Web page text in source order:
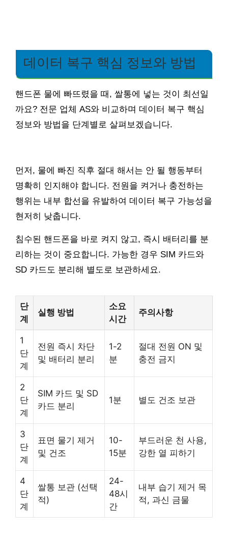
데이터 복구 핵심 정보와 방법
핸드폰 물에 빠뜨렸을 때, 쌀통에 넣는 것이 최선일
까요? 전문 업체 AS와 비교하며 데이터 복구 핵심
정보와 방법을 단계별로 살펴보겠습니다.
먼저, 물에 빠진 직후 절대 해서는 안 될 행동부터
명확히 인지해야 합니다. 전원을 켜거나 충전하는
행위는 내부 합선을 유발하여 데이터 복구 가능성을
현저히 낮춥니다.
침수된 핸드폰을 바로 켜지 않고, 즉시 배터리를 분
리하는 것이 중요합니다. 가능한 경우 SIM 카드와
SD 카드도 분리해 별도로 보관하세요.
단
계
실행 방법
소요
시간
주의사항
1
단
계
전원 즉시 차단
및 배터리 분리
1-2
분
절대 전원 ON 및
충전 금지
2
단
계
SIM 카드 및 SD
카드 분리
1분 별도 건조 보관
3
단
계
표면 물기 제거
및 건조
10-
15분
부드러운 천 사용,
강한 열 피하기
4
단
계
쌀통 보관 (선택
적)
24-
48시
간
내부 습기 제거 목
적, 과신 금물